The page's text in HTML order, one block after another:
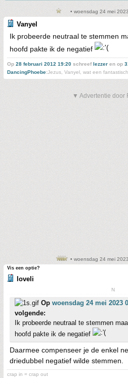
• woensdag 24 mei
Vanyel
Ik probeerde neutraal te stemmen
hoofd pakte ik de negatief
Op 28 februari 2012 19:20 schreeflezzer en op
DancingPhoebe:Jezus, Vanyel, wat een
▼ Advertentie door
• woensdag 24 mei
Vis een optie?
loveli
N
Op woensdag 24 mei 2023
volgende:
Ik probeerde neutraal te stemmen
hoofd pakte ik de negatief
Daarmee compenseer je de enkel
driedubbel negatief wilde stemmen.
crap in = crap out